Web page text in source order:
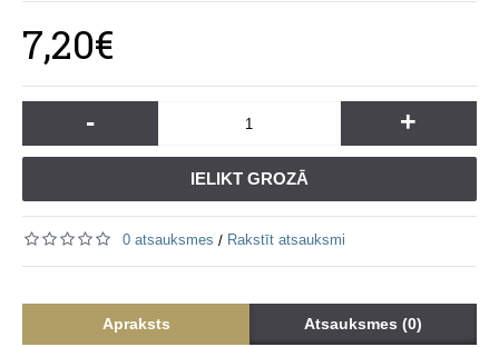
7,20€
- +
IELIKT GROZĀ
0 atsauksmes / Rakstīt atsauksmi
Apraksts Atsauksmes (0)